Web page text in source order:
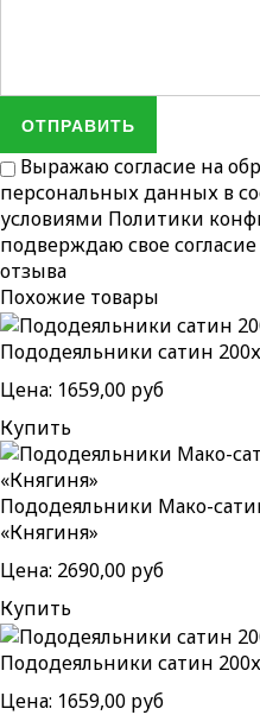
ОТПРАВИТЬ
Выражаю согласие на
персональных данных в
условиями Политики
подверждаю свое
отзыва
Похожие товары
Пододеяльники сатин
Цена: 1659,00 руб
Купить
Пододеяльники Мако-
«Княгиня»
Цена: 2690,00 руб
Купить
Пододеяльники сатин
Цена: 1659,00 руб